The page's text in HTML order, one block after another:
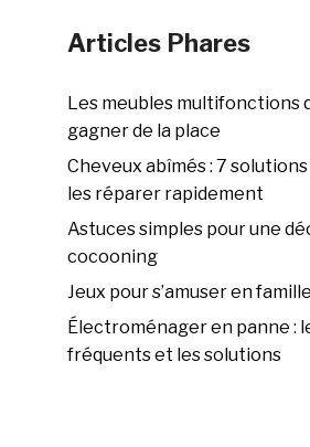
Articles Phares
Les meubles multifonctions
gagner de la place
Cheveux abîmés : 7
les réparer rapidement
Astuces simples pour une
cocooning
Jeux pour s’amuser en
Électroménager en panne :
fréquents et les solutions